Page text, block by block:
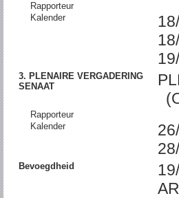
Rapporteur
Kalender
3. PLENAIRE VERGADERING
SENAAT
Rapporteur
Kalender
Bevoegdheid